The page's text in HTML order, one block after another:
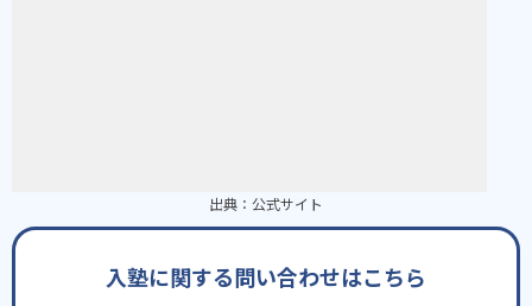
出典： 公式サイト
入塾に関する問い合わせはこちら